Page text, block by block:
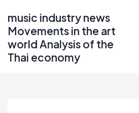
content
music industry news
Movements in the art
world Analysis of the
Thai economy